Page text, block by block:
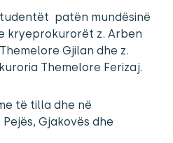
patën mundësinë
kryeprokurorët z. Arben
Gjilan dhe z.
Themelore Ferizaj.
të tilla dhe në
Gjakovës dhe